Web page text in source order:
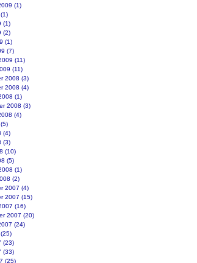
(1)
(1)
(2)
(1)
(7)
(11)
(11)
2008 (3)
2008 (4)
(1)
2008 (3)
(4)
(4)
(3)
(10)
(5)
(1)
(2)
2007 (4)
2007 (15)
(16)
2007 (20)
(24)
(23)
(33)
(25)